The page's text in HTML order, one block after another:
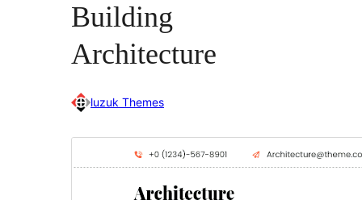
Building
Architecture
luzuk Themes